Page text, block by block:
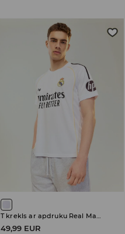
T krekls ar apdruku Real Madrid
49,99 EUR